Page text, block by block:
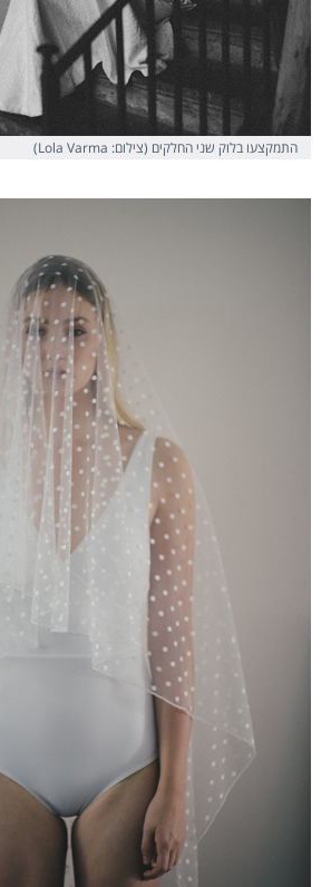
התמקצעו בלוק שני החלקים (צילום: Lola Varma)